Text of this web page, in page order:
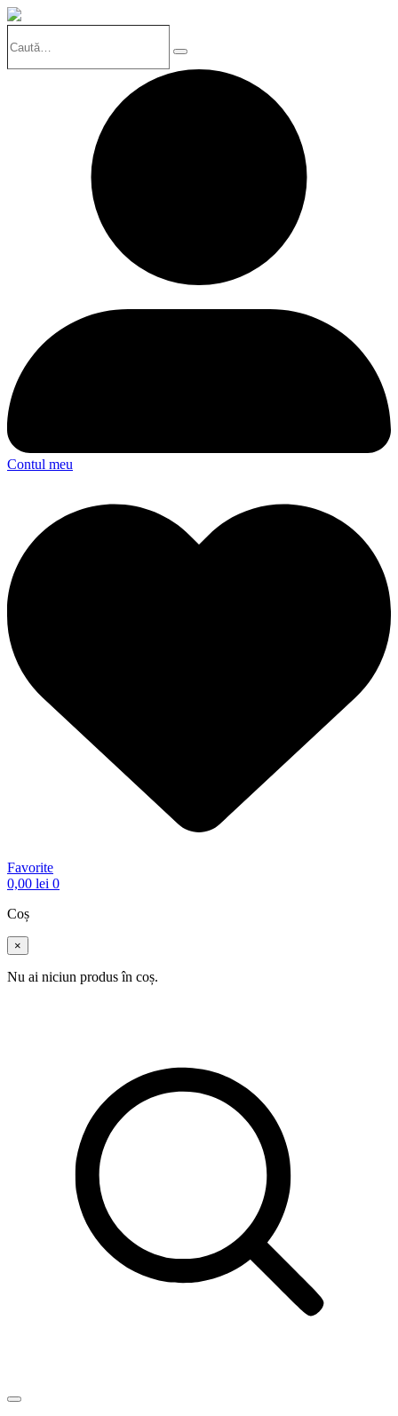
Search
Contul meu
Favorite
0,00 lei 0
Coș
×
Nu ai niciun produs în coș.